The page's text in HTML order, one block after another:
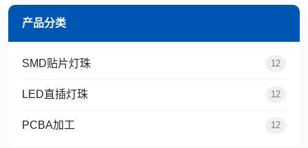
产品分类
SMD贴片灯珠 12
LED直插灯珠 12
PCBA加工 12